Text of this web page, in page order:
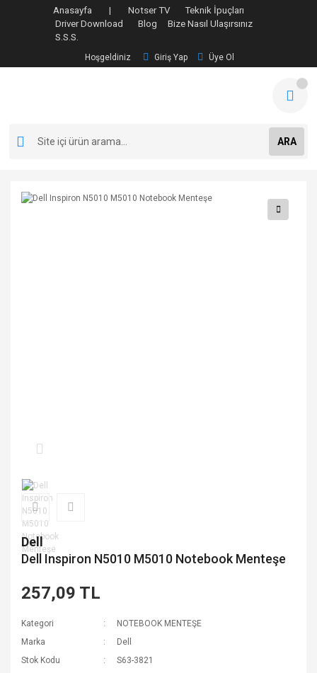
Anasayfa | Notser TV
Teknik İpuçları
Driver Download
Blog
Bize Nasıl Ulaşırsınız
S.S.S.
Hoşgeldiniz Giriş Yap Üye Ol
ARA
Dell
Dell Inspiron N5010 M5010 Notebook Menteşe
257,09 TL
Kategori
NOTEBOOK MENTEŞE
Marka
Dell
Stok Kodu
S63-3821